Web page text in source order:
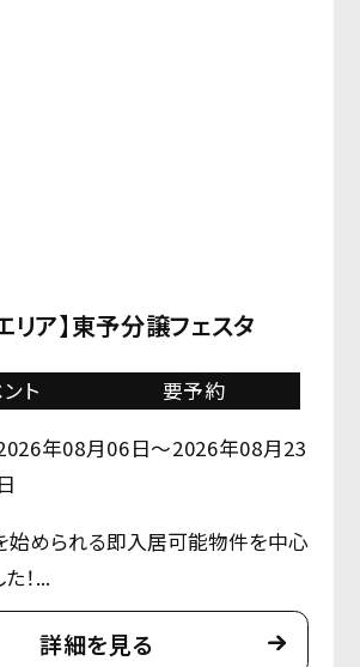
リア】東予分譲フェスタ
ト 要予約
年08月06日～2026年08月23
日
始められる即入居可能物件を中心
！...
詳細を見る